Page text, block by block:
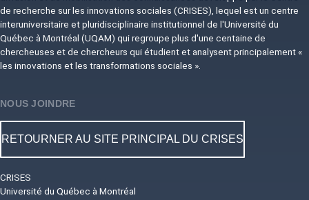
de recherche sur les innovations sociales (CRISES), lequel est un centre
interuniversitaire et pluridisciplinaire institutionnel de l'Université du
Québec à Montréal (UQAM) qui regroupe plus d'une centaine de
chercheuses et de chercheurs qui étudient et analysent principalement «
les innovations et les transformations sociales ».
NOUS JOINDRE
RETOURNER AU SITE PRINCIPAL DU CRISES
CRISES
Université du Québec à Montréal